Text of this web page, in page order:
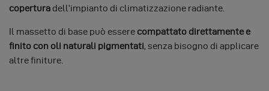
copertura dell’impianto di climatizzazione radiante.
Il massetto di base può essere compattato direttamente e
finito con oli naturali pigmentati, senza bisogno di applicare
altre finiture.